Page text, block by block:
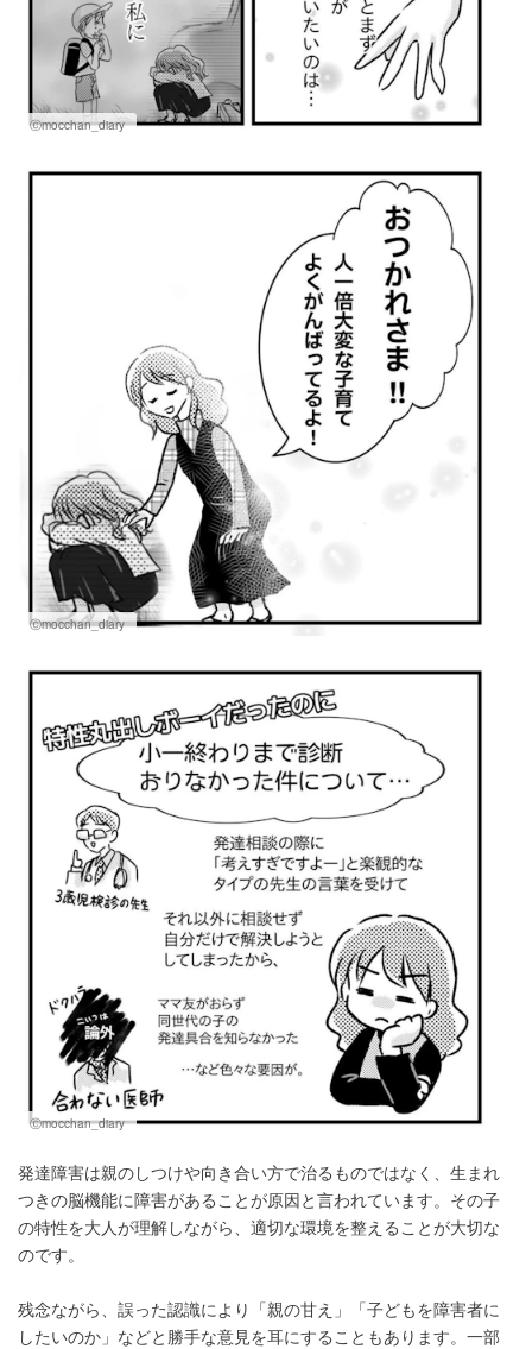
Ⓒmocchan_diary
Ⓒmocchan_diary
Ⓒmocchan_diary
発達障害は親のしつけや向き合い方で治るものではなく、生まれ
つきの脳機能に障害があることが原因と言われています。その子
の特性を大人が理解しながら、適切な環境を整えることが大切な
のです。
残念ながら、誤った認識により「親の甘え」「子どもを障害者に
したいのか」などと勝手な意見を耳にすることもあります。一部